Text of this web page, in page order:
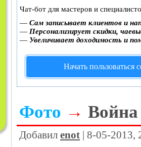
Чат-бот для мастеров и
— Сам записывает клиентов и
— Персонализирует скидки,
— Увеличивает доходимость и
Начать пользоваться
Фото →
Добавил enot | 8-05-